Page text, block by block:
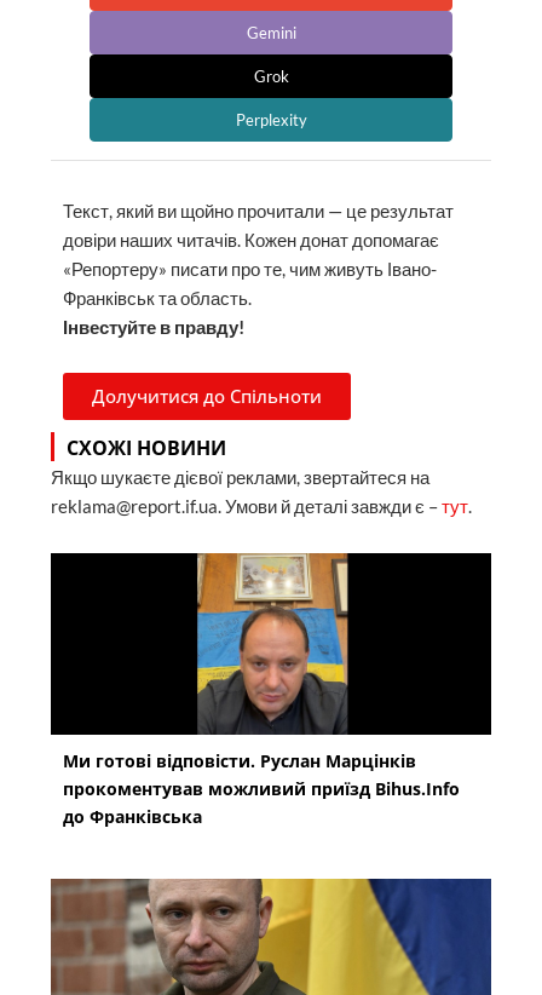
Gemini
Grok
Perplexity
Текст, який ви щойно прочитали — це результат
довіри наших читачів. Кожен донат допомагає
«Репортеру» писати про те, чим живуть Івано-
Франківськ та область.
Інвестуйте в правду!
Долучитися до Спільноти
СХОЖІ НОВИНИ
Якщо шукаєте дієвої реклами, звертайтеся на
reklama@report.if.ua. Умови й деталі завжди є –тут.
Ми готові відповісти. Руслан Марцінків
прокоментував можливий приїзд Bihus.Info
до Франківська